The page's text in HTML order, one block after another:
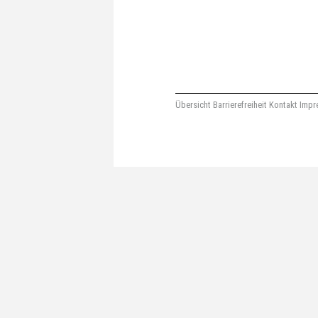
Übersicht Barrierefreiheit Kontakt